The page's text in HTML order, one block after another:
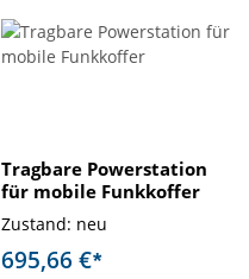
Tragbare Powerstation
für mobile Funkkoffer
Zustand: neu
695,66 €*